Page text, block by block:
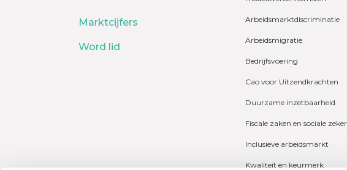
Marktcijfers
Word lid
Arbeidsmarktdiscriminatie
Arbeidsmigratie
Bedrijfsvoering
Cao voor Uitzendkrachten
Duurzame inzetbaarheid
Fiscale zaken en sociale
Inclusieve arbeidsmarkt
Kwaliteit en keurmerk